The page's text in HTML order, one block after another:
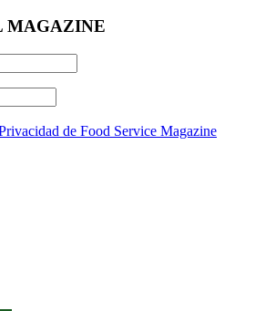
MAGAZINE
de Food Service Magazine